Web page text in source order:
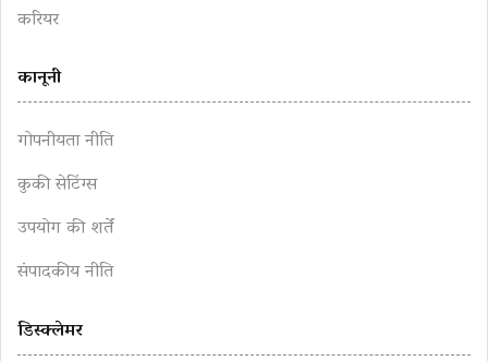
करियर
कानूनी
गोपनीयता नीति
कुकी सेटिंग्स
उपयोग की शर्तें
संपादकीय नीति
डिस्क्लेमर